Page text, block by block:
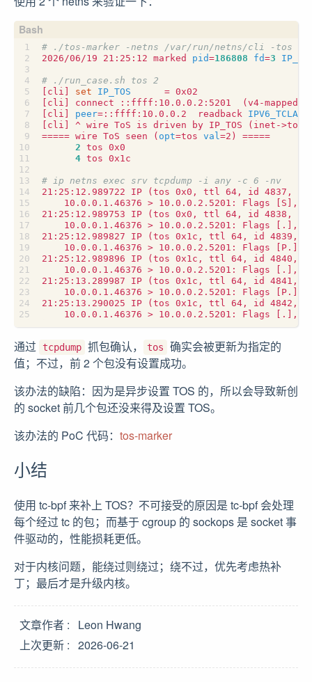
# ./tos-marker -netns /var/run/netns/cli -tos
2026/06/19 21:25:12 marked pid=186808 fd=3
# ./run_case.sh tos 2
cli set IP_TOS =
cli connect ::ffff:10.0.0.2:5201 ( v4-mapped
cli peer= ::ffff:10.0.0.2  readback IPV6_TCLASS
cli ^ wire ToS is driven by IP_TOS ( inet->tos
===== wire ToS seen ( opt=tos val=2 )
=====
2
4
# ip netns exec srv tcpdump -i any -c 6 -nv
21:25:12.989722 IP
( tos 0x0, ttl 64, id 4837,
    10.0.0.1.46376 > 10.0.0.2.5201: Flags
S
,
21:25:12.989753 IP
( tos 0x0, ttl 64, id 4838,
    10.0.0.1.46376 > 10.0.0.2.5201: Flags
.
,
21:25:12.989827 IP
( tos 0x1c, ttl 64, id 4839,
    10.0.0.1.46376 > 10.0.0.2.5201: Flags
P.
21:25:12.989896 IP
( tos 0x1c, ttl 64, id 4840,
    10.0.0.1.46376 > 10.0.0.2.5201: Flags
.
,
21:25:13.289987 IP
( tos 0x1c, ttl 64, id 4841,
    10.0.0.1.46376 > 10.0.0.2.5201: Flags
P.
21:25:13.290025 IP
( tos 0x1c, ttl 64, id 4842,
    10.0.0.1.46376 > 10.0.0.2.5201: Flags
. ,
通过 tcpdump 抓包确认， tos
确实会被更新为指定的
值；不过，前 2 个包没有设置成功。
该办法的缺陷：因为是异步设置 TOS 的，所以会导致新创
的 socket 前几个包还没来得及设置 TOS。
该办法的 PoC 代码： tos-marker
小结
使用 tc-bpf 来补上 TOS？不可接受的原因是 tc-bpf 会处理
每个经过 tc 的包；而基于 cgroup 的 sockops 是 socket 事
件驱动的，性能损耗更低。
对于内核问题，能绕过则绕过；绕不过，优先考虑热补
丁；最后才是升级内核。
文章作者
Leon Hwang
上次更新
2026-06-21